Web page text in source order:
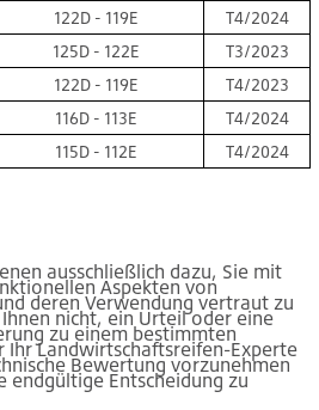
122D - 119E
T4/2024
125D - 122E
T3/2023
122D - 119E
T4/2023
116D - 113E
T4/2024
115D - 112E T4/2024
ausschließlich dazu, Sie mit
Aspekten von
deren Verwendung vertraut zu
nicht, ein Urteil oder eine
zu einem bestimmten
Ihr Landwirtschaftsreifen-Experte
Bewertung vorzunehmen
endgültige Entscheidung zu